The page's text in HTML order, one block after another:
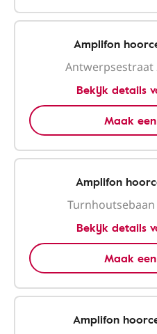
Amplifon
Antwerpsestraat
Bekijk details
Maak
Amplifon
Turnhoutsebaan
Bekijk details
Maak
Amplifon